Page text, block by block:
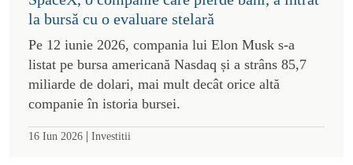
la bursă cu o evaluare stelară
Pe 12 iunie 2026, compania lui Elon Musk s-a
listat pe bursa americană Nasdaq și a strâns 85,7
miliarde de dolari, mai mult decât orice altă
companie în istoria bursei.
16 Iun 2026 | Investitii